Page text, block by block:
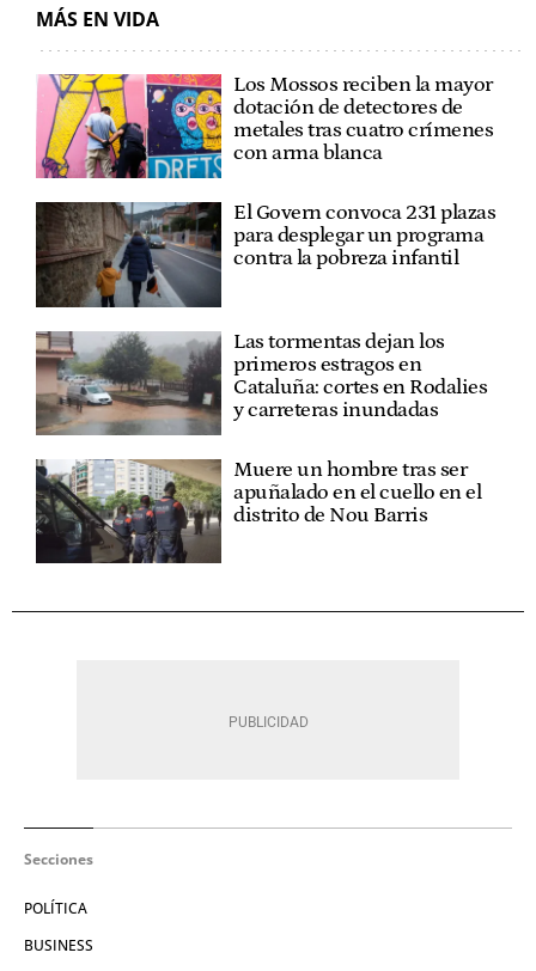
MÁS EN VIDA
Los Mossos reciben la mayor
dotación de detectores de
metales tras cuatro crímenes
con arma blanca
El Govern convoca 231 plazas
para desplegar un programa
contra la pobreza infantil
Las tormentas dejan los
primeros estragos en
Cataluña: cortes en Rodalies
y carreteras inundadas
Muere un hombre tras ser
apuñalado en el cuello en el
distrito de Nou Barris
Secciones
POLÍTICA
BUSINESS